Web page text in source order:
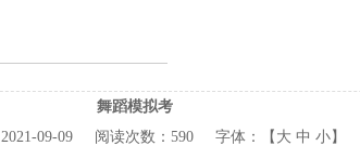
舞蹈模拟考
2021-09-09阅读次数： 590 字体：【 大 中 小】